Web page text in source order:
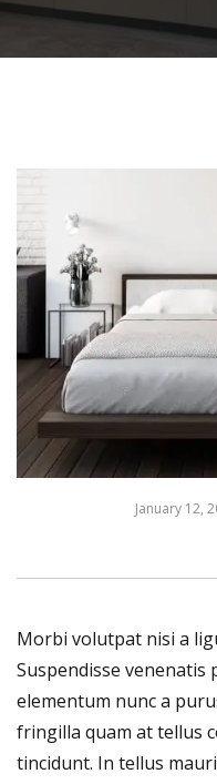
January 12,
Morbi volutpat nisi a
Suspendisse venenatis
elementum nunc a
fringilla quam at tellus
tincidunt. In tellus